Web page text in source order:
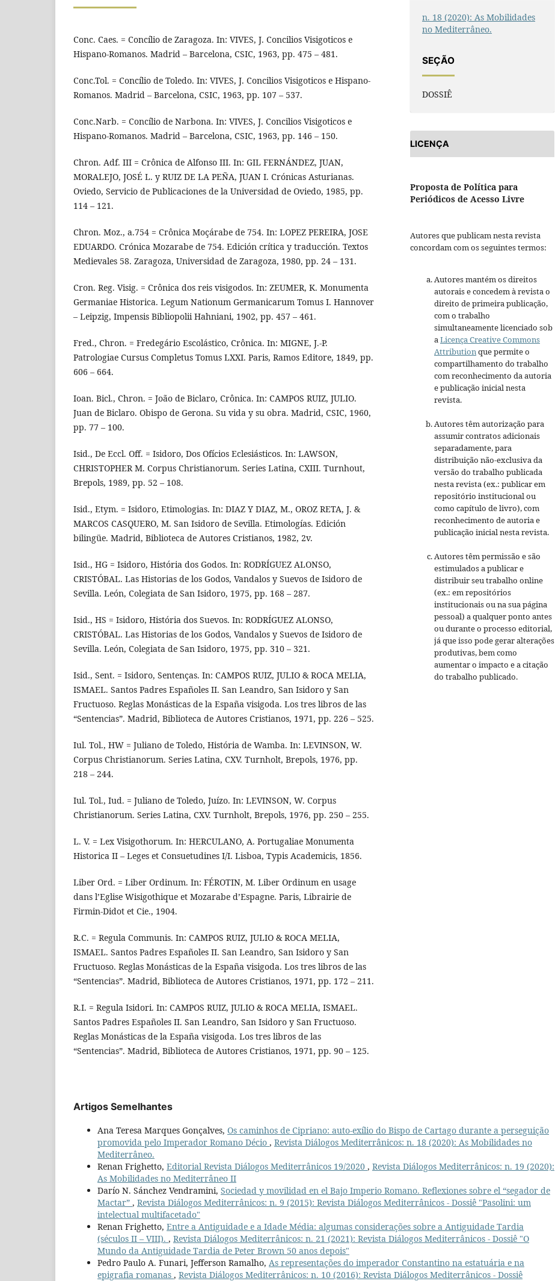
Conc. Caes. = Concílio de Zaragoza. In: VIVES, J. Concilios Visigoticos e
Hispano-Romanos. Madrid – Barcelona, CSIC, 1963, pp. 475 – 481.
Conc.Tol. = Concílio de Toledo. In: VIVES, J. Concilios Visigoticos e Hispano-
Romanos. Madrid – Barcelona, CSIC, 1963, pp. 107 – 537.
Conc.Narb. = Concílio de Narbona. In: VIVES, J. Concilios Visigoticos e
Hispano-Romanos. Madrid – Barcelona, CSIC, 1963, pp. 146 – 150.
Chron. Adf. III = Crônica de Alfonso III. In: GIL FERNÁNDEZ, JUAN,
MORALEJO, JOSÉ L. y RUIZ DE LA PEÑA, JUAN I. Crónicas Asturianas.
Oviedo, Servicio de Publicaciones de la Universidad de Oviedo, 1985, pp.
114 – 121.
Chron. Moz., a.754 = Crônica Moçárabe de 754. In: LOPEZ PEREIRA, JOSE
EDUARDO. Crónica Mozarabe de 754. Edición crítica y traducción. Textos
Medievales 58. Zaragoza, Universidad de Zaragoza, 1980, pp. 24 – 131.
Cron. Reg. Visig. = Crônica dos reis visigodos. In: ZEUMER, K. Monumenta
Germaniae Historica. Legum Nationum Germanicarum Tomus I. Hannover
– Leipzig, Impensis Bibliopolii Hahniani, 1902, pp. 457 – 461.
Fred., Chron. = Fredegário Escolástico, Crônica. In: MIGNE, J.-P.
Patrologiae Cursus Completus Tomus LXXI. Paris, Ramos Editore, 1849, pp.
606 – 664.
Ioan. Bicl., Chron. = João de Biclaro, Crônica. In: CAMPOS RUIZ, JULIO.
Juan de Biclaro. Obispo de Gerona. Su vida y su obra. Madrid, CSIC, 1960,
pp. 77 – 100.
Isid., De Eccl. Off. = Isidoro, Dos Ofícios Eclesiásticos. In: LAWSON,
CHRISTOPHER M. Corpus Christianorum. Series Latina, CXIII. Turnhout,
Brepols, 1989, pp. 52 – 108.
Isid., Etym. = Isidoro, Etimologias. In: DIAZ Y DIAZ, M., OROZ RETA, J. &
MARCOS CASQUERO, M. San Isidoro de Sevilla. Etimologías. Edición
bilingüe. Madrid, Biblioteca de Autores Cristianos, 1982, 2v.
Isid., HG = Isidoro, História dos Godos. In: RODRÍGUEZ ALONSO,
CRISTÓBAL. Las Historias de los Godos, Vandalos y Suevos de Isidoro de
Sevilla. León, Colegiata de San Isidoro, 1975, pp. 168 – 287.
Isid., HS = Isidoro, História dos Suevos. In: RODRÍGUEZ ALONSO,
CRISTÓBAL. Las Historias de los Godos, Vandalos y Suevos de Isidoro de
Sevilla. León, Colegiata de San Isidoro, 1975, pp. 310 – 321.
Isid., Sent. = Isidoro, Sentenças. In: CAMPOS RUIZ, JULIO & ROCA MELIA,
ISMAEL. Santos Padres Españoles II. San Leandro, San Isidoro y San
Fructuoso. Reglas Monásticas de la España visigoda. Los tres libros de las
“Sentencias”. Madrid, Biblioteca de Autores Cristianos, 1971, pp. 226 – 525.
Iul. Tol., HW = Juliano de Toledo, História de Wamba. In: LEVINSON, W.
Corpus Christianorum. Series Latina, CXV. Turnholt, Brepols, 1976, pp.
218 – 244.
Iul. Tol., Iud. = Juliano de Toledo, Juízo. In: LEVINSON, W. Corpus
Christianorum. Series Latina, CXV. Turnholt, Brepols, 1976, pp. 250 – 255.
L. V. = Lex Visigothorum. In: HERCULANO, A. Portugaliae Monumenta
Historica II – Leges et Consuetudines I/I. Lisboa, Typis Academicis, 1856.
Liber Ord. = Liber Ordinum. In: FÉROTIN, M. Liber Ordinum en usage
dans l’Eglise Wisigothique et Mozarabe d’Espagne. Paris, Librairie de
Firmin-Didot et Cie., 1904.
R.C. = Regula Communis. In: CAMPOS RUIZ, JULIO & ROCA MELIA,
ISMAEL. Santos Padres Españoles II. San Leandro, San Isidoro y San
Fructuoso. Reglas Monásticas de la España visigoda. Los tres libros de las
“Sentencias”. Madrid, Biblioteca de Autores Cristianos, 1971, pp. 172 – 211.
R.I. = Regula Isidori. In: CAMPOS RUIZ, JULIO & ROCA MELIA, ISMAEL.
Santos Padres Españoles II. San Leandro, San Isidoro y San Fructuoso.
Reglas Monásticas de la España visigoda. Los tres libros de las
“Sentencias”. Madrid, Biblioteca de Autores Cristianos, 1971, pp. 90 – 125.
n. 18 (2020): As Mobilidades
no Mediterrâneo.
SEÇÃO
DOSSIÊ
LICENÇA
Proposta de Política para
Periódicos de Acesso Livre
Autores que publicam nesta revista
concordam com os seguintes termos:
Autores mantém os direitos
autorais e concedem à revista o
direito de primeira publicação,
com o trabalho
simultaneamente licenciado sob
aLicença Creative Commons
Attributionque permite o
compartilhamento do trabalho
com reconhecimento da autoria
e publicação inicial nesta
revista.
Autores têm autorização para
assumir contratos adicionais
separadamente, para
distribuição não-exclusiva da
versão do trabalho publicada
nesta revista (ex.: publicar em
repositório institucional ou
como capítulo de livro), com
reconhecimento de autoria e
publicação inicial nesta revista.
Autores têm permissão e são
estimulados a publicar e
distribuir seu trabalho online
(ex.: em repositórios
institucionais ou na sua página
pessoal) a qualquer ponto antes
ou durante o processo editorial,
já que isso pode gerar alterações
produtivas, bem como
aumentar o impacto e a citação
do trabalho publicado.
Artigos Semelhantes
Ana Teresa Marques Gonçalves, Os caminhos de Cipriano: auto-exílio do Bispo de Cartago durante a perseguição
promovida pelo Imperador Romano Décio , Revista Diálogos Mediterrânicos: n. 18 (2020): As Mobilidades no
Mediterrâneo.
Renan Frighetto, Editorial Revista Diálogos Mediterrânicos 19/2020 , Revista Diálogos Mediterrânicos: n. 19 (2020):
As Mobilidades no Mediterrâneo II
Darío N. Sánchez Vendramini, Sociedad y movilidad en el Bajo Imperio Romano. Reflexiones sobre el “segador de
Mactar” , Revista Diálogos Mediterrânicos: n. 9 (2015): Revista Diálogos Mediterrânicos - Dossiê "Pasolini: um
intelectual multifacetado"
Renan Frighetto, Entre a Antiguidade e a Idade Média: algumas considerações sobre a Antiguidade Tardia
(séculos II – VIII). , Revista Diálogos Mediterrânicos: n. 21 (2021): Revista Diálogos Mediterrânicos - Dossiê "O
Mundo da Antiguidade Tardia de Peter Brown 50 anos depois"
Pedro Paulo A. Funari, Jefferson Ramalho, As representações do imperador Constantino na estatuária e na
epigrafia romanas , Revista Diálogos Mediterrânicos: n. 10 (2016): Revista Diálogos Mediterrânicos - Dossiê